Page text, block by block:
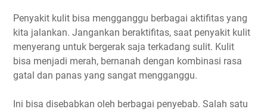
Penyakit kulit bisa mengganggu berbagai aktifitas yang
kita jalankan. Jangankan beraktifitas, saat penyakit kulit
menyerang untuk bergerak saja terkadang sulit. Kulit
bisa menjadi merah, bernanah dengan kombinasi rasa
gatal dan panas yang sangat mengganggu.
Ini bisa disebabkan oleh berbagai penyebab. Salah satu